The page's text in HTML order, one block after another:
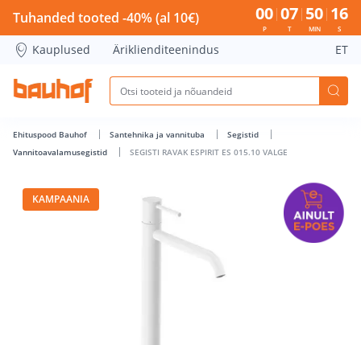
SEGISTI RAVAK ESPIRIT ES 015.10 VALGE - Bauhof has
Tuhanded tooted -40% (al 10€) 00
P
07
T
50
MIN
15
S
Kauplused Äriklienditeenindus ET
Ehituspood Bauhof Santehnika ja vannituba
Segistid
Vannitoavalamusegistid
SEGISTI RAVAK ESPIRIT ES 015.10 VALGE
KAMPAANIA